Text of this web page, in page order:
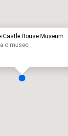
Castle House Museum
o museo